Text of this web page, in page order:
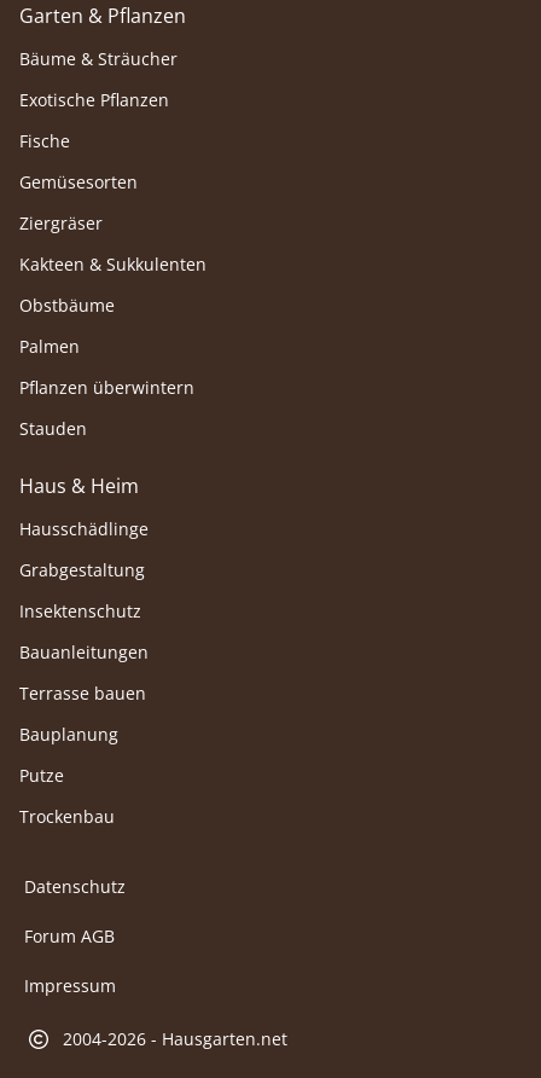
Garten & Pflanzen
Bäume & Sträucher
Exotische Pflanzen
Fische
Gemüsesorten
Ziergräser
Kakteen & Sukkulenten
Obstbäume
Palmen
Pflanzen überwintern
Stauden
Haus & Heim
Hausschädlinge
Grabgestaltung
Insektenschutz
Bauanleitungen
Terrasse bauen
Bauplanung
Putze
Trockenbau
Datenschutz
Forum AGB
Impressum
2004-2026 - Hausgarten.net